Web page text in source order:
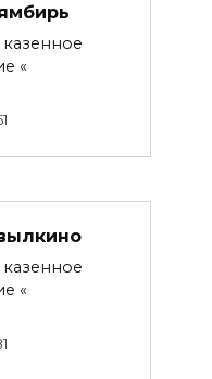
казенное
«
казенное
«